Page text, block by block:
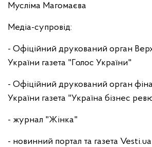
Мусліма Магомаєва
Медіа-супровід:
- Офіційний друкований орган
України газета "Голос України"
- Офіційний друкований орган
України газета "Україна бізнес
- журнал "Жінка"
- новинний портал та газета Vesti.ua